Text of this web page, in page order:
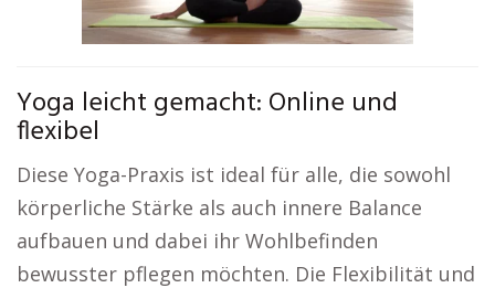
Yoga leicht gemacht: Online und
flexibel
Diese Yoga-Praxis ist ideal für alle, die sowohl
körperliche Stärke als auch innere Balance
aufbauen und dabei ihr Wohlbefinden
bewusster pflegen möchten. Die Flexibilität und